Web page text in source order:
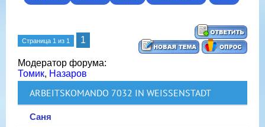
Страница 1 из 1 1
Модератор форума:
Томик, Назаров
ARBEITSKOMANDO 7032 IN WEISSENSTADT
Саня